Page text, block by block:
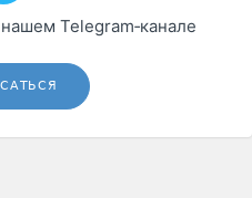
Telegram‑канале